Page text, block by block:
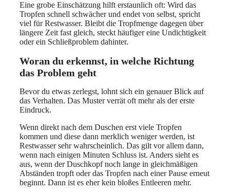
Eine grobe Einschätzung hilft erstaunlich oft: Wird das
Tropfen schnell schwächer und endet von selbst, spricht
viel für Restwasser. Bleibt die Tropfmenge dagegen über
längere Zeit fast gleich, steckt häufiger eine Undichtigkeit
oder ein Schließproblem dahinter.
Woran du erkennst, in welche Richtung
das Problem geht
Bevor du etwas zerlegst, lohnt sich ein genauer Blick auf
das Verhalten. Das Muster verrät oft mehr als der erste
Eindruck.
Wenn direkt nach dem Duschen erst viele Tropfen
kommen und diese dann merklich weniger werden, ist
Restwasser sehr wahrscheinlich. Das gilt vor allem dann,
wenn nach einigen Minuten Schluss ist. Anders sieht es
aus, wenn der Duschkopf noch lange in gleichmäßigen
Abständen tropft oder das Tropfen nach einer Pause erneut
beginnt. Dann ist es eher kein bloßes Entleeren mehr.